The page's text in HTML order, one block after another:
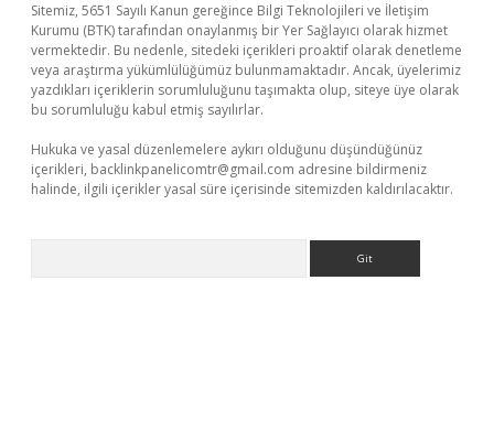
Sitemiz, 5651 Sayılı Kanun gereğince Bilgi Teknolojileri ve İletişim
Kurumu (BTK) tarafından onaylanmış bir Yer Sağlayıcı olarak hizmet
vermektedir. Bu nedenle, sitedeki içerikleri proaktif olarak denetleme
veya araştırma yükümlülüğümüz bulunmamaktadır. Ancak, üyelerimiz
yazdıkları içeriklerin sorumluluğunu taşımakta olup, siteye üye olarak
bu sorumluluğu kabul etmiş sayılırlar.
Hukuka ve yasal düzenlemelere aykırı olduğunu düşündüğünüz
içerikleri, backlinkpanelicomtr@gmail.com adresine bildirmeniz
halinde, ilgili içerikler yasal süre içerisinde sitemizden kaldırılacaktır.